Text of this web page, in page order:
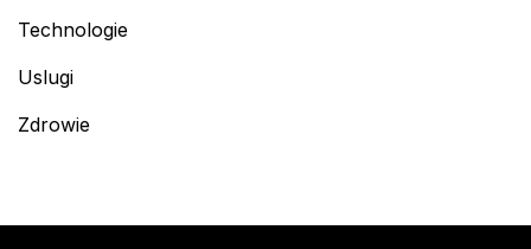
Technologie
Uslugi
Zdrowie